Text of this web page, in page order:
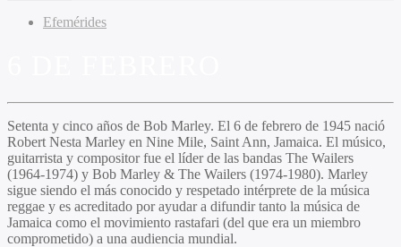
Efemérides
Setenta y cinco años de Bob Marley. El 6 de febrero de 1945 nació
Robert Nesta Marley en Nine Mile, Saint Ann, Jamaica. El músico,
guitarrista y compositor fue el líder de las bandas The Wailers
(1964-1974) y Bob Marley & The Wailers (1974-1980). Marley
sigue siendo el más conocido y respetado intérprete de la música
reggae y es acreditado por ayudar a difundir tanto la música de
Jamaica como el movimiento rastafari (del que era un miembro
comprometido) a una audiencia mundial.